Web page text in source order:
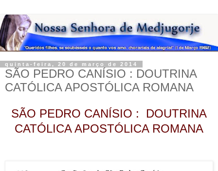
quinta-feira, 20 de março de 2014
SÃO PEDRO CANÍSIO : DOUTRINA
CATÓLICA APOSTÓLICA ROMANA
SÃO PEDRO CANÍSIO : DOUTRINA
CATÓLICA APOSTÓLICA ROMANA